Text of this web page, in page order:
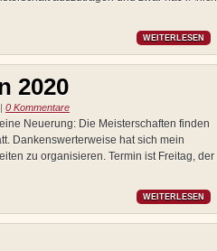
WEITERLESEN
2020
0 Kommentare
Neuerung: Die Meisterschaften finden
Dankenswerterweise hat sich mein
zu organisieren. Termin ist Freitag, der
WEITERLESEN